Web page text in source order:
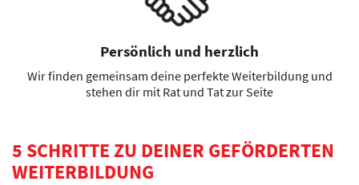
Persönlich und herzlich
Wir finden gemeinsam deine perfekte Weiterbildung und
stehen dir mit Rat und Tat zur Seite
5 SCHRITTE ZU DEINER GEFÖRDERTEN
WEITERBILDUNG